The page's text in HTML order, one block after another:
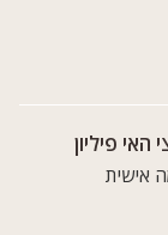
האי פיליון
אישית